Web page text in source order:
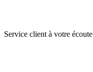
Service client à votre écoute